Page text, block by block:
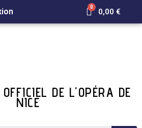
0,00 €
DE L'OPÉRA DE
NICE